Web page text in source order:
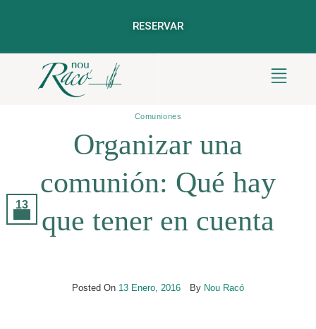
RESERVAR
Archivos Del Autor:
Nou Racó
Comuniones
Organizar una
comunión: Qué hay
que tener en cuenta
Posted On 13 Enero, 2016 By Nou Racó
13